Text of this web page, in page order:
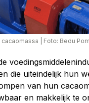
Foto: Bedu
die uiteindelijk hun
van hun
en makkelijk te